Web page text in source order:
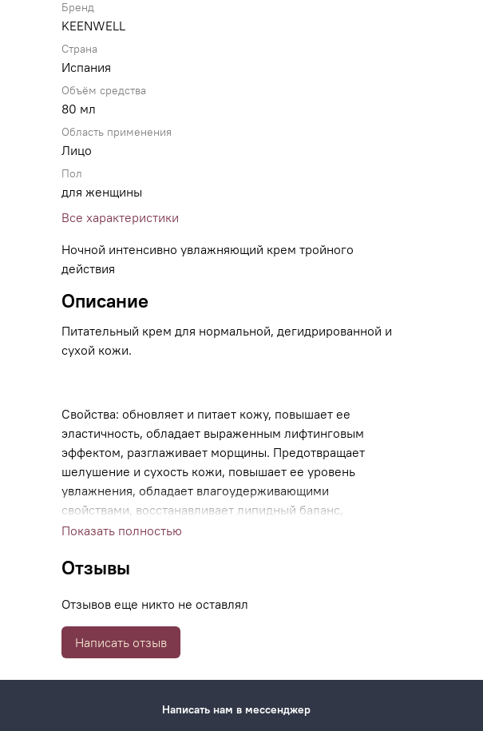
Бренд
KEENWELL
Страна
Испания
Объём средства
80 мл
Область применения
Лицо
Пол
для женщины
Все характеристики
Ночной интенсивно увлажняющий крем тройного
действия
Описание
Питательный крем для нормальной, дегидрированной и
сухой кожи.
Свойства: обновляет и питает кожу, повышает ее
эластичность, обладает выраженным лифтинговым
эффектом, разглаживает морщины. Предотвращает
шелушение и сухость кожи, повышает ее уровень
увлажнения, обладает влагоудерживающими
свойствами, восстанавливает липидный баланс,
предотвращая преждевременное старение кожи. Папаин
эксфолиирующее действие, обеспечивая эффект легкого
Показать полностью
Отзывы
Отзывов еще никто не оставлял
Написать отзыв
Написать нам в мессенджер